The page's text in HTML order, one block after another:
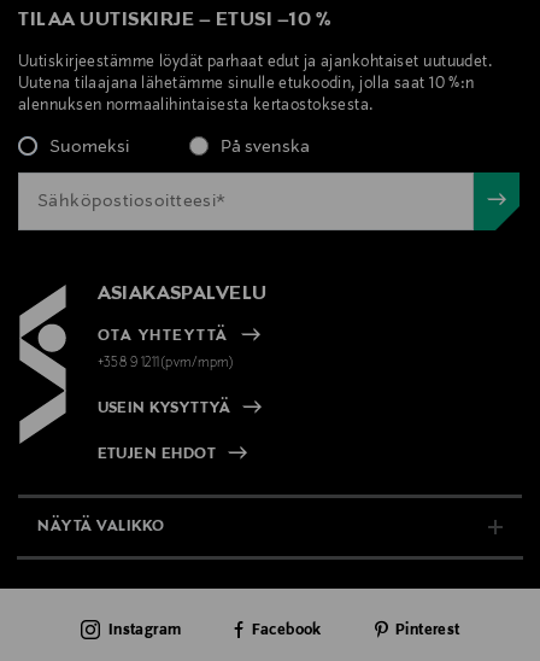
TILAA UUTISKIRJE – ETUSI –10 %
Uutiskirjeestämme löydät parhaat edut ja ajankohtaiset uutuudet.
Uutena tilaajana lähetämme sinulle etukoodin, jolla saat 10 %:n
alennuksen normaalihintaisesta kertaostoksesta.
Suomeksi På svenska
ASIAKASPALVELU
OTA YHTEYTTÄ
+358 9 1211(pvm/mpm)
USEIN KYSYTTYÄ
ETUJEN EHDOT
NÄYTÄ VALIKKO
AJANKOHTAISTA
Instagram Facebook Pinterest